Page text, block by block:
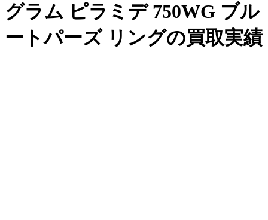
グラム ピラミデ 750WG ブル
ートパーズ リングの買取実績